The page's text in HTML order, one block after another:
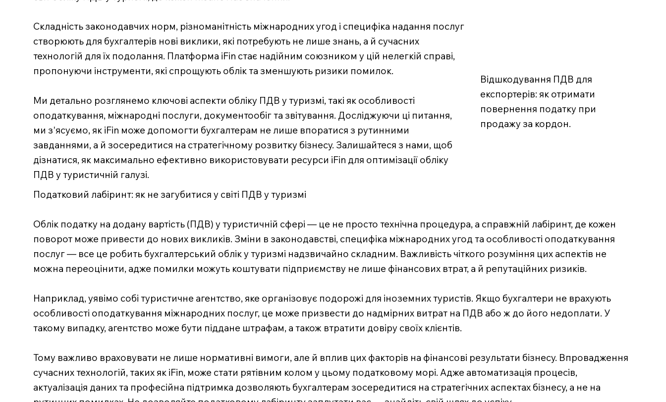
Складність законодавчих норм, різноманітність міжнародних угод і специфіка надання послуг
створюють для бухгалтерів нові виклики, які потребують не лише знань, а й сучасних
технологій для їх подолання. Платформа iFin стає надійним союзником у цій нелегкій справі,
пропонуючи інструменти, які спрощують облік та зменшують ризики помилок.
Ми детально розглянемо ключові аспекти обліку ПДВ у туризмі, такі як особливості
оподаткування, міжнародні послуги, документообіг та звітування. Досліджуючи ці питання,
ми з'ясуємо, як iFin може допомогти бухгалтерам не лише впоратися з рутинними
завданнями, а й зосередитися на стратегічному розвитку бізнесу. Залишайтеся з нами, щоб
дізнатися, як максимально ефективно використовувати ресурси iFin для оптимізації обліку
ПДВ у туристичній галузі.
Відшкодування ПДВ для
експортерів: як отримати
повернення податку при
продажу за кордон.
Податковий лабіринт: як не загубитися у світі ПДВ у туризмі
Облік податку на додану вартість (ПДВ) у туристичній сфері — це не просто технічна процедура, а справжній лабіринт, де кожен
поворот може привести до нових викликів. Зміни в законодавстві, специфіка міжнародних угод та особливості оподаткування
послуг — все це робить бухгалтерський облік у туризмі надзвичайно складним. Важливість чіткого розуміння цих аспектів не
можна переоцінити, адже помилки можуть коштувати підприємству не лише фінансових втрат, а й репутаційних ризиків.
Наприклад, уявімо собі туристичне агентство, яке організовує подорожі для іноземних туристів. Якщо бухгалтери не врахують
особливості оподаткування міжнародних послуг, це може призвести до надмірних витрат на ПДВ або ж до його недоплати. У
такому випадку, агентство може бути піддане штрафам, а також втратити довіру своїх клієнтів.
Тому важливо враховувати не лише нормативні вимоги, але й вплив цих факторів на фінансові результати бізнесу. Впровадження
сучасних технологій, таких як iFin, може стати рятівним колом у цьому податковому морі. Адже автоматизація процесів,
актуалізація даних та професійна підтримка дозволяють бухгалтерам зосередитися на стратегічних аспектах бізнесу, а не на